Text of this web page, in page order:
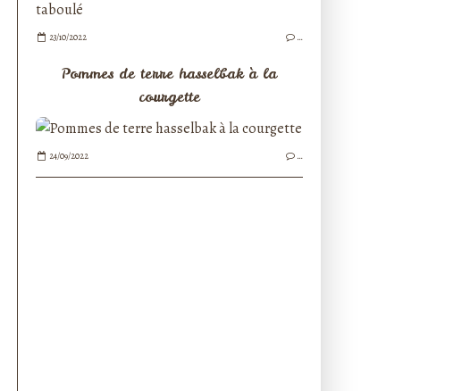
23/10/2022 …
Pommes de terre hasselbak à la
courgette
24/09/2022 …